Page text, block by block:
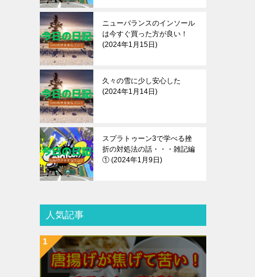
ニューバランスのインソール
は今すぐ買った方が良い！
2024年1月15日
久々の雪に少し安心した
2024年1月14日
スプラトゥーン3で学べる挫
折の対処法の話・・・雑記編
① 2024年1月9日
人気記事